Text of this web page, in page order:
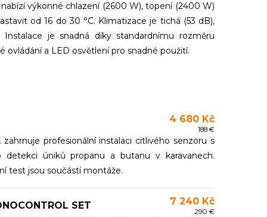
výkonné chlazení (2600 W), topení (2400 W)
od 16 do 30 °C. Klimatizace je tichá (53 dB),
je snadná díky standardnímu rozměru
ovládání a LED osvětlení pro snadné použití.
4 680 Kč
188 €
profesionální instalaci citlivého senzoru s
úniků propanu a butanu v karavanech.
test jsou součástí montáže.
SET 7 240 Kč
290 €